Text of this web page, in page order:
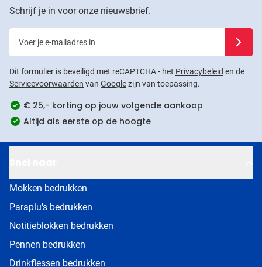
Schrijf je in voor onze nieuwsbrief.
Dit formulier is beveiligd met reCAPTCHA - het Privacybeleid en de
Servicevoorwaarden van Googlezijn van toepassing.
€ 25,- korting op jouw volgende aankoop
Altijd als eerste op de hoogte
Mokken bedrukken
Paraplu's bedrukken
Notitieblokken bedrukken
Pennen bedrukken
Drinkflessen bedrukken